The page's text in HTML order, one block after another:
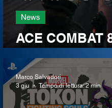
ACE COMBAT
THEVE ha
News
Marco Salvadori
3 giu
Tempo di lettura: 2 min